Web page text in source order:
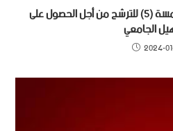
إعلان عن إفتتاح الدّورة الخامسة (5) للترشح من أجل الحصول على
الجامعي
2024-